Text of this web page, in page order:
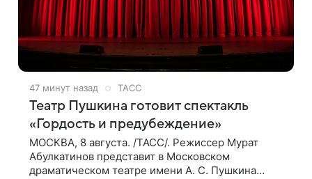
47 минут назад ТАСС
Театр Пушкина готовит спектакль
«Гордость и предубеждение»
МОСКВА, 8 августа. /ТАСС/. Режиссер Мурат
Абулкатинов представит в Московском
драматическом театре имени А. С. Пушкина